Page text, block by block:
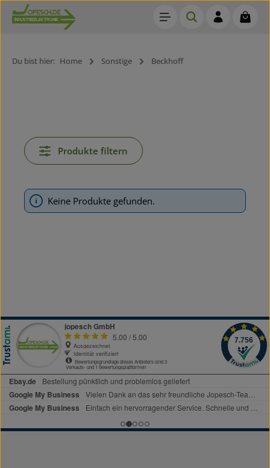
Zum Hauptinhalt springen
Du bist hier: Home Sonstige Beckhoff
Produkte filtern
Keine Produkte gefunden.